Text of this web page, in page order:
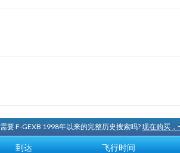
需要 F-GEXB 1998年以来的完整历史搜索吗?现在购买，
到达 飞行时间